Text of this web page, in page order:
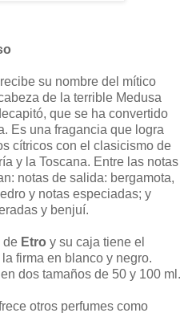
recibe su nombre del mítico
de la terrible Medusa
que se ha convertido
Es una fragancia que logra
cítricos con el clasicismo de
y la Toscana. Entre las notas
notas de salida: bergamota,
y notas especiadas; y
y benjuí.
de Etro y su caja tiene el
firma en blanco y negro.
dos tamaños de 50 y 100 ml.
otros perfumes como